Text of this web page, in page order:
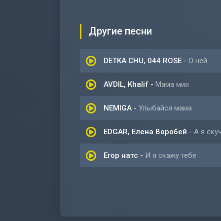
Другие песни
DETKA CHU, 044 ROSE - О ней
AVDIL, Khalif - Мама мия
NEMIGA - Улыбайся мама
EDGAR, Елена Воробей - А я
Егор натс - И я скажу тебе